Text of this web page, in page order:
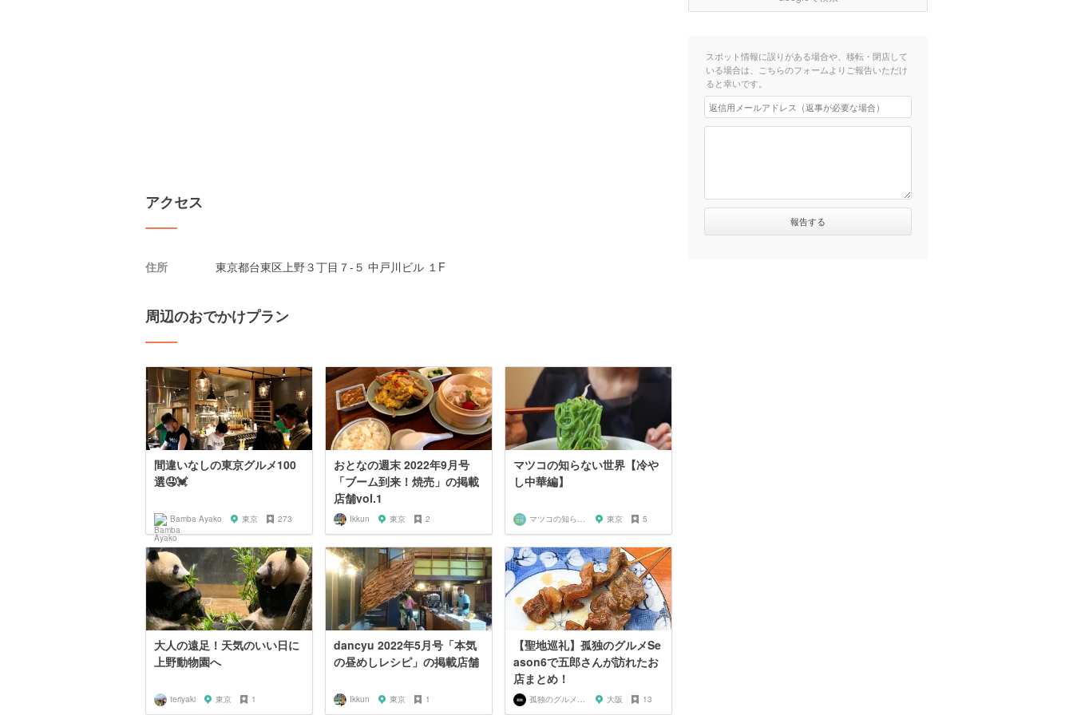
アクセス
住所 東京都台東区上野３丁目７-５ 中戸川ビル １F
周辺のおでかけプラン
間違いなしの東京グルメ100
選🤤💓
Bamba Ayako 東京 273
おとなの週末 2022年9月号
「ブーム到来！焼売」の掲載
店舗vol.1
Ikkun 東京 2
マツコの知らない世界【冷や
し中華編】
マツコの知らない世界マニア 東京 5
大人の遠足！天気のいい日に
上野動物園へ
teriyaki 東京 1
dancyu 2022年5月号「本気
の昼めしレシピ」の掲載店舗
Ikkun 東京 1
【聖地巡礼】孤独のグルメSe
ason6で五郎さんが訪れたお
店まとめ！
孤独のグルメ大好き芸人 大阪 13
スポット情報に誤りがある場合や、移転・閉店して
いる場合は、こちらのフォームよりご報告いただけ
ると幸いです。